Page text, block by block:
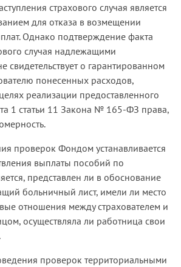
страхового случая является
для отказа в возмещении
Однако подтверждение факта
случая надлежащими
свидетельствует о гарантированном
понесенных расходов,
реализации предоставленного
1 статьи 11 Закона № 165-ФЗ права,
проверок Фондом устанавливается
выплаты пособий по
представлен ли в обоснование
больничный лист, имели ли место
отношения между страхователем и
осуществляла ли работница свои
проверок территориальными